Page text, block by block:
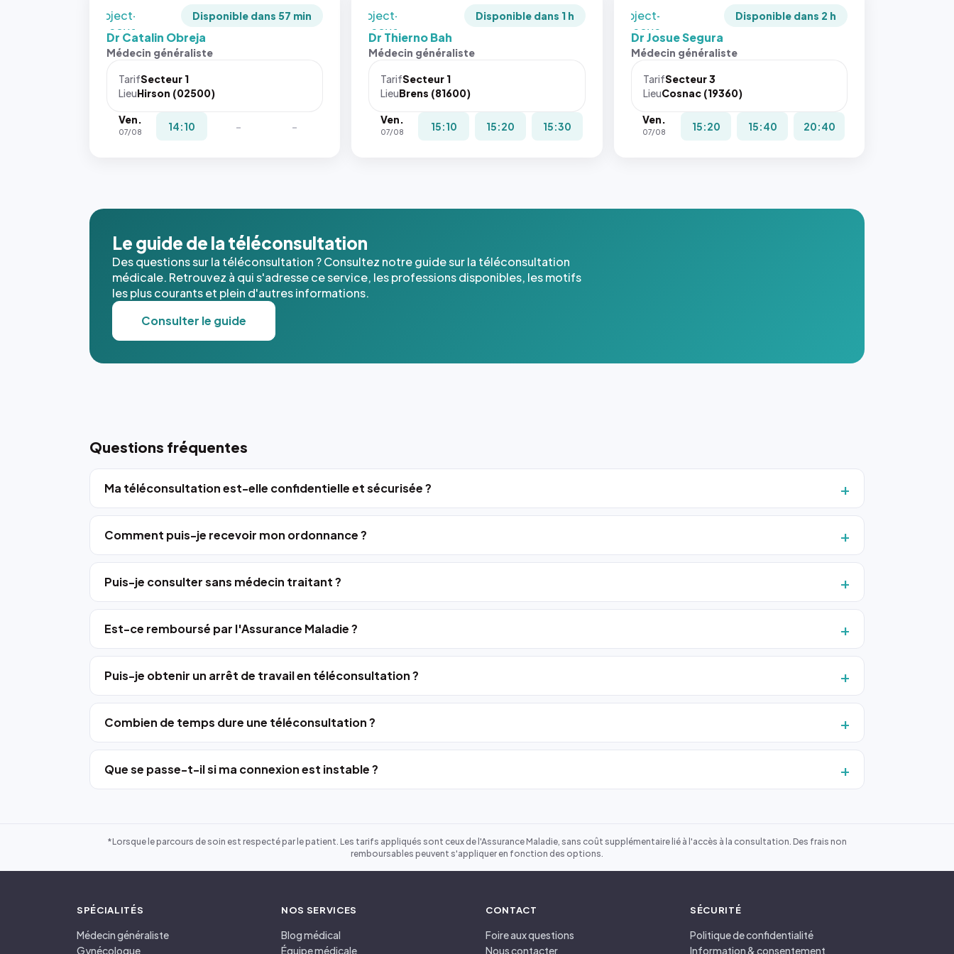
`object-
fit: cover`.
Sans ces
navigateur
pas la
place, et
l'annuaire
dans ce
cas. #}
Disponible dans 57 min
Dr Catalin Obreja
Médecin généraliste
TarifSecteur 1
LieuHirson (02500)
Ven.
07/08 14:10 - -
`object-
fit: cover`.
Sans ces
navigateur
pas la
place, et
cas. #}
Disponible dans 1 h
Dr Thierno Bah
Médecin généraliste
TarifSecteur 1
LieuBrens (81600)
Ven.
07/08 15:10 15:20 15:30
`object-
fit: cover`.
Sans ces
navigateur
pas la
place, et
Disponible dans 2 h
Dr Josue Segura
Médecin généraliste
TarifSecteur 3
LieuCosnac (19360)
Ven.
07/08 15:20 15:40 20:40
Le guide de la téléconsultation
Des questions sur la téléconsultation ? Consultez notre guide sur la téléconsultation
médicale. Retrouvez à qui s'adresse ce service, les professions disponibles, les motifs
les plus courants et plein d'autres informations.
Consulter le guide
Questions fréquentes
Ma téléconsultation est-elle confidentielle et sécurisée ?
Comment puis-je recevoir mon ordonnance ?
Puis-je consulter sans médecin traitant ?
Est-ce remboursé par l'Assurance Maladie ?
Puis-je obtenir un arrêt de travail en téléconsultation ?
Combien de temps dure une téléconsultation ?
Que se passe-t-il si ma connexion est instable ?
*Lorsque le parcours de soin est respecté par le patient. Les tarifs appliqués sont ceux de l'Assurance Maladie, sans coût supplémentaire lié à l'accès à la consultation. Des frais non
remboursables peuvent s'appliquer en fonction des options.
SPÉCIALITÉS
Médecin généraliste
Gynécologue
NOS SERVICES
Blog médical
Équipe médicale
CONTACT
Foire aux questions
Nous contacter
SÉCURITÉ
Politique de confidentialité
Information & consentement